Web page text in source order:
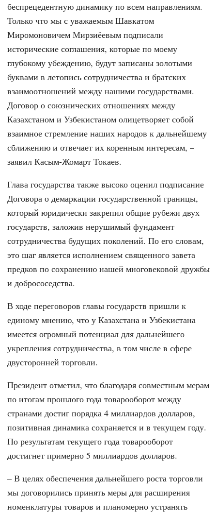
беспрецедентную динамику по всем направлениям.
Только что мы с уважаемым Шавкатом
Миромоновичем Мирзиёевым подписали
исторические соглашения, которые по моему
глубокому убеждению, будут записаны золотыми
буквами в летопись сотрудничества и братских
взаимоотношений между нашими государствами.
Договор о союзнических отношениях между
Казахстаном и Узбекистаном олицетворяет собой
взаимное стремление наших народов к дальнейшему
сближению и отвечает их коренным интересам, –
заявил Касым-Жомарт Токаев.
Глава государства также высоко оценил подписание
Договора о демаркации государственной границы,
который юридически закрепил общие рубежи двух
государств, заложив нерушимый фундамент
сотрудничества будущих поколений. По его словам,
это шаг является исполнением священного завета
предков по сохранению нашей многовековой дружбы
и добрососедства.
В ходе переговоров главы государств пришли к
единому мнению, что у Казахстана и Узбекистана
имеется огромный потенциал для дальнейшего
укрепления сотрудничества, в том числе в сфере
двусторонней торговли.
Президент отметил, что благодаря совместным мерам
по итогам прошлого года товарооборот между
странами достиг порядка 4 миллиардов долларов,
позитивная динамика сохраняется и в текущем году.
По результатам текущего года товарооборот
достигнет примерно 5 миллиардов долларов.
– В целях обеспечения дальнейшего роста торговли
мы договорились принять меры для расширения
номенклатуры товаров и планомерно устранять